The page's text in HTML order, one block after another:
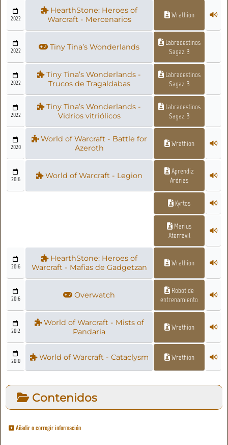
2022
HearthStone: Heroes of
Warcraft - Mercenarios
Wrathion
2022 Tiny Tina’s Wonderlands
Labradestinos
Sagaz B
2022
Tiny Tina’s Wonderlands -
Trucos de Tragaldabas
Labradestinos
Sagaz B
2022
Tiny Tina’s Wonderlands -
Vidrios vitriólicos
Labradestinos
Sagaz B
2020
World of Warcraft - Battle for
Azeroth
Wrathion
2016 World of Warcraft - Legion
Aprendiz
Ardrias
Kyrtos
Marius
Aterravil
2016
HearthStone: Heroes of
Warcraft - Mafias de Gadgetzan
Wrathion
2016 Overwatch
Robot de
entrenamiento
2012
World of Warcraft - Mists of
Pandaria
Wrathion
2010 World of Warcraft - Cataclysm Wrathion
Contenidos
Añadir o corregir información